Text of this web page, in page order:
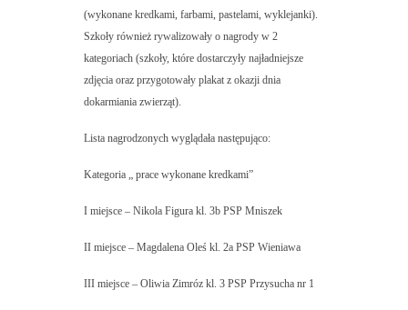
(wykonane kredkami, farbami, pastelami, wyklejanki).
Szkoły również rywalizowały o nagrody w 2
kategoriach (szkoły, które dostarczyły najładniejsze
zdjęcia oraz przygotowały plakat z okazji dnia
dokarmiania zwierząt).
Lista nagrodzonych wyglądała następująco:
Kategoria „ prace wykonane kredkami”
I miejsce – Nikola Figura kl. 3b PSP Mniszek
II miejsce – Magdalena Oleś kl. 2a PSP Wieniawa
III miejsce – Oliwia Zimróz kl. 3 PSP Przysucha nr 1